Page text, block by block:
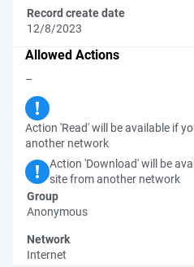
Record create date
12/8/2023
Allowed Actions
–
Action 'Read' will be available if
another network
Action 'Download' will be
site from another network
Group
Anonymous
Network
Internet